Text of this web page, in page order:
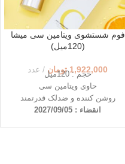
فوم شستشوی ویتامین سی میشا
(120میل)
1,922,000 تومان عدد
حجم : 120میل
حاوی ویتامین سی
روشن کننده و ضدلک قدرتمند
انقضاء : 2027/09/05